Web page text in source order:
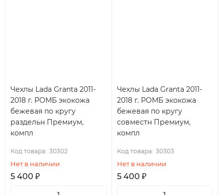
Чехлы Lada Granta 2011-
2018 г. РОМБ экокожа
бежевая по кругу
раздельн Премиум,
компл
Код товара: 30302
Нет в наличии
5 400 ₽
Чехлы Lada Granta 2011-
2018 г. РОМБ экокожа
бежевая по кругу
совместн Премиум,
компл
Код товара: 30303
Нет в наличии
5 400 ₽